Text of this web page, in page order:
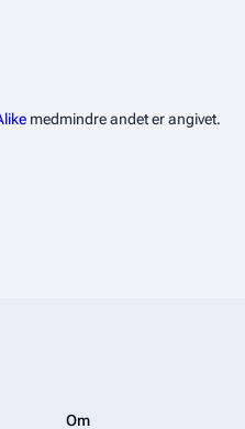
medmindre andet er angivet.
Om